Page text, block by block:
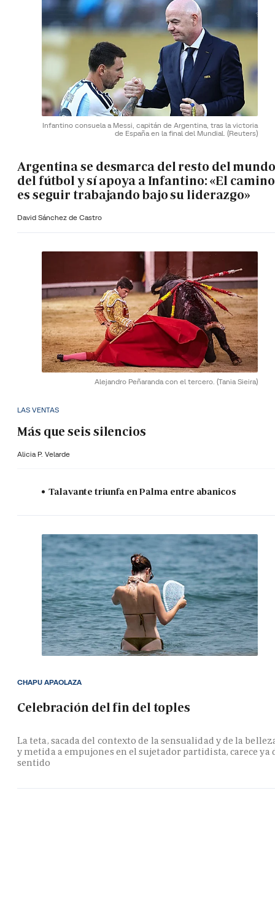
Infantino consuela a Messi, capitán de Argentina, tras la victoria
de España en la final del Mundial. (Reuters)
Argentina se desmarca del resto del mundo
del fútbol y sí apoya a Infantino: «El camino
es seguir trabajando bajo su liderazgo»
David Sánchez de Castro
Alejandro Peñaranda con el tercero. (Tania Sieira)
LAS VENTAS
Más que seis silencios
Alicia P. Velarde
Talavante triunfa en Palma entre abanicos
Celebración del fin del toples
La teta, sacada del contexto de la sensualidad y de la
y metida a empujones en el sujetador partidista, carece ya
sentido
CHAPU APAOLAZA